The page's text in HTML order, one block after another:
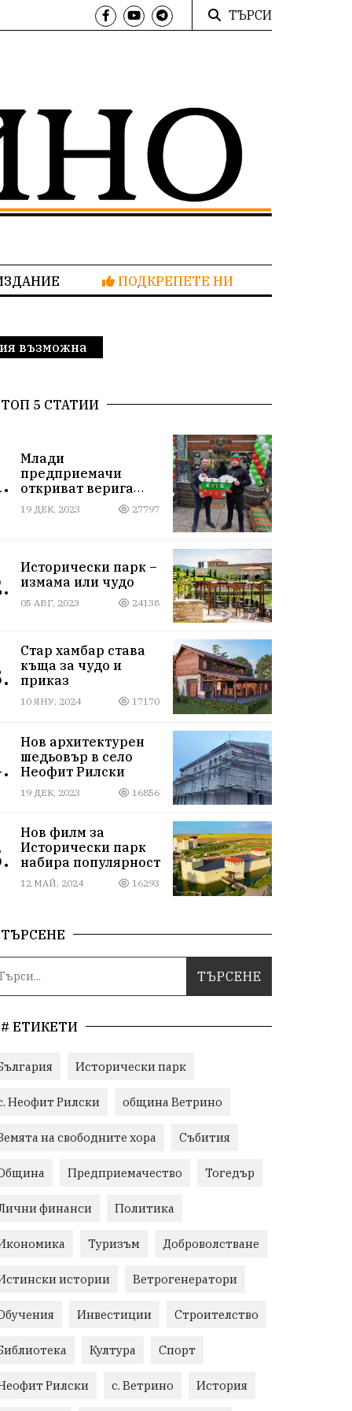
ТЪРСИ
ПОДКРЕПЕТЕ НИ
възможна
ТОП 5 СТАТИИ
Млади
предприемачи
откриват верига
магазини за
български стоки
19 ДЕК, 2023 27797
Исторически парк –
измама или чудо
05 АВГ, 2023 24138
Стар хамбар става
къща за чудо и
приказ
10 ЯНУ, 2024 17170
Нов архитектурен
шедьовър в село
Неофит Рилски
19 ДЕК, 2023 16856
Нов филм за
Исторически парк
набира популярност
12 МАЙ, 2024 16293
ТЪРСЕНЕ
# ЕТИКЕТИ
Исторически парк
Неофит Рилски община Ветрино
на свободните хора Събития
Предприемачество Тогедър
финанси Политика
Туризъм Доброволстване
истории Ветрогенератори
Инвестиции Строителство
Култура Спорт
Рилски с. Ветрино История